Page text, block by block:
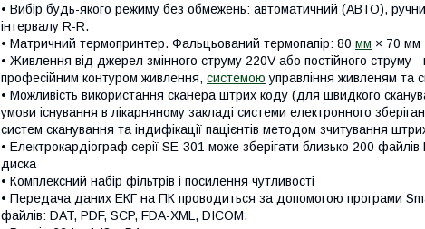
• Вибір будь-якого режиму без обмежень: автоматичний (АВТО),
інтервалу R-R.
• Матричний термопринтер. Фальцьований термопапір: 80 мм × 70 мм
• Живлення від джерел змінного струму 220V або постійного струму -
професійним контуром живлення, системою управління живленям та
• Можливість використання сканера штрих коду (для швидкого
умови існування в лікарняному закладі системи електронного
систем сканування та індифікації пацієнтів методом зчитування
• Електрокардіограф серії SE-301 може зберігати близько 200
диска
• Комплексний набір фільтрів і посилення чутливості
• Передача даних ЕКГ на ПК проводиться за допомогою програми
файлів: DAT, PDF, SCP, FDA-XML, DICOM.